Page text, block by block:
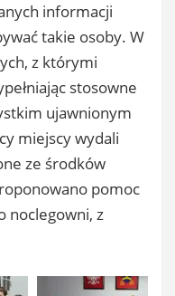
informacji
takie osoby. W
z którymi
stosowne
ujawnionym
miejscy wydali
ze środków
pomoc
noclegowni, z